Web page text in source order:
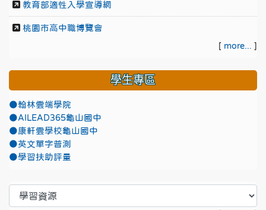
教育部適性入學宣導網
桃園市高中職博覽會
[ more... ]
學生專區
●翰林雲端學院
●AILEAD365龜山國中
●康軒雲學校龜山國中
●英文單字普測
●學習扶助評量